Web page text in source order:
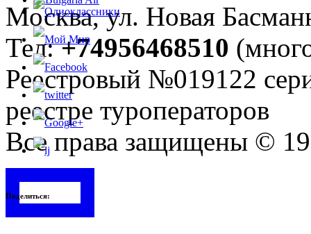
Поделиться:
Москва, ул. Новая
Тел:+74956468510
Реестровый №019122
реестре туроператоров
Все права защищены ©